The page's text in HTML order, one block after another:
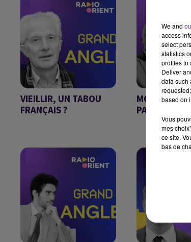
VIEILLIR, UN TABOU
FRANÇAIS ?
MONDIAL
PAGE SE
GRAND ANGLE
20/07/2026
We and
access
select
statistics
profiles to
Deliver
data such
based on
Vous
mes
ce site.
bas de